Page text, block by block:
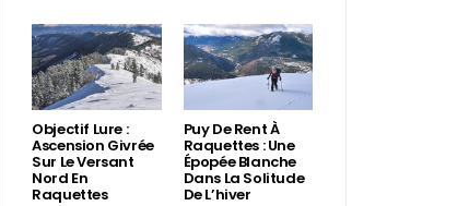
Objectif Lure :
Ascension Givrée
Sur Le Versant
Nord En
Raquettes
Puy De Rent À
Raquettes : Une
Épopée Blanche
Dans La Solitude
De L’hiver